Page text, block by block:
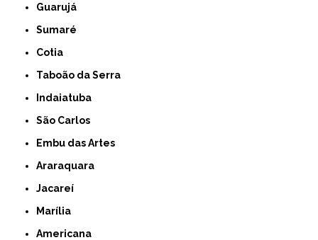
Guarujá
Sumaré
Cotia
Taboão da Serra
Indaiatuba
São Carlos
Embu das Artes
Araraquara
Jacareí
Marília
Americana